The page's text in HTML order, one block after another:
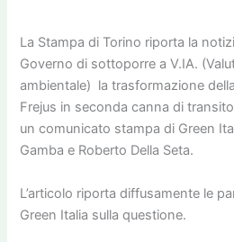
La Stampa di Torino riporta la
Governo di sottoporre a V.IA.
ambientale) la trasformazione
Frejus in seconda canna di
un comunicato stampa di Green
Gamba e Roberto Della Seta.
L’articolo riporta diffusamente le
Green Italia sulla questione.